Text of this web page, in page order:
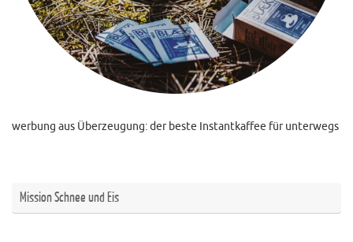
werbung aus Überzeugung: der beste Instantkaffee für unterwegs
Mission Schnee und Eis